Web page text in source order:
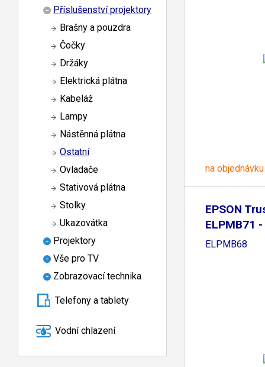
Příslušenství projektory
Brašny a pouzdra
Čočky
Držáky
Elektrická plátna
Kabeláž
Lampy
Nástěnná plátna
Ostatní
Ovladače
Stativová plátna
Stolky
Ukazovátka
Projektory
Vše pro TV
Zobrazovací technika
Telefony a tablety
Vodní chlazení
na objednávku
EPSON
ELPMB71
ELPMB68